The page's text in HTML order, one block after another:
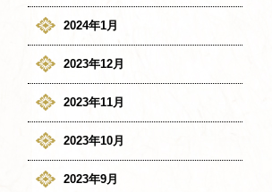
2024年1月
2023年12月
2023年11月
2023年10月
2023年9月